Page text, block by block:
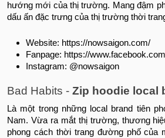
hướng mới của thị trường. Mang đậm
dấu ấn đặc trưng của thị trường thời
Website: https://nowsaigon.com/
Fanpage: https://
Instagram: @nowsaigon
Bad Habits - Zip hoodie local
Là một trong những local brand tiên
Nam. Vừa ra mắt thị trường, thương
phong cách thời trang đường phố của